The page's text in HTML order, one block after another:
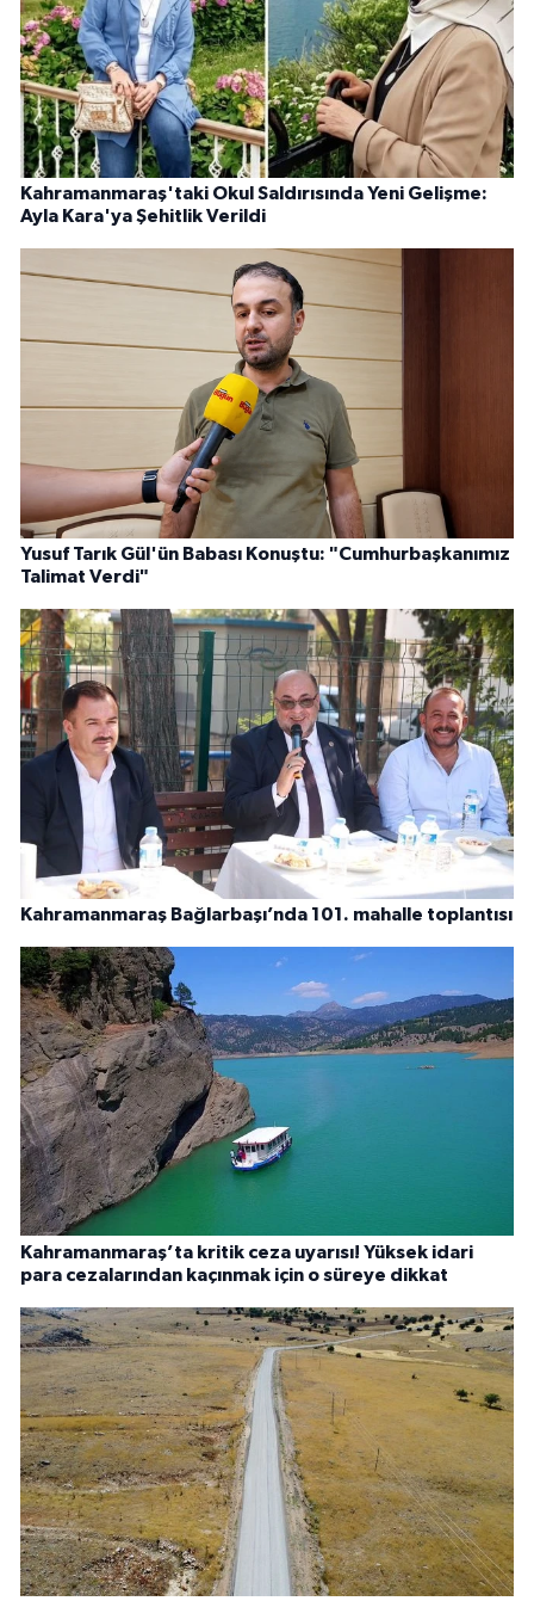
Kahramanmaraş'taki Okul Saldırısında Yeni Gelişme:
Ayla Kara'ya Şehitlik Verildi
Yusuf Tarık Gül'ün Babası Konuştu: "Cumhurbaşkanımız
Talimat Verdi"
Kahramanmaraş Bağlarbaşı’nda 101. mahalle toplantısı
Kahramanmaraş’ta kritik ceza uyarısı! Yüksek idari
para cezalarından kaçınmak için o süreye dikkat